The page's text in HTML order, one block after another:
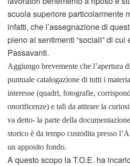
scuola superiore particolarmente
infatti, che l’assegnazione di
pieno ai sentimenti “sociali” di
Passavanti.
Aggiungo brevemente che l’apertura
puntuale catalogazione di tutti i
interesse (quadri, fotografie,
onorificenze) e tali da attirare la
va detto- la parte della
storico è da tempo custodita presso
un apposito fondo.
A questo scopo la T.O.E. ha